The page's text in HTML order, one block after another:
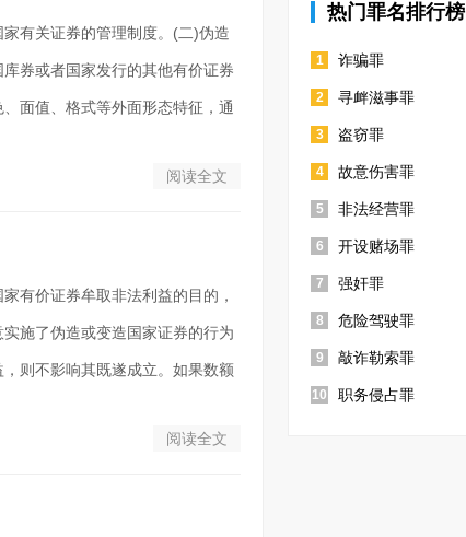
有关证券的管理制度。(二)伪造
券或者国家发行的其他有价证券
面值、格式等外面形态特征，通
阅读全文
有价证券牟取非法利益的目的，
施了伪造或变造国家证券的行为
则不影响其既遂成立。如果数额
阅读全文
热门罪名排行榜
1 诈骗罪
2 寻衅滋事罪
3 盗窃罪
4 故意伤害罪
5 非法经营罪
6 开设赌场罪
7 强奸罪
8 危险驾驶罪
9 敲诈勒索罪
10 职务侵占罪